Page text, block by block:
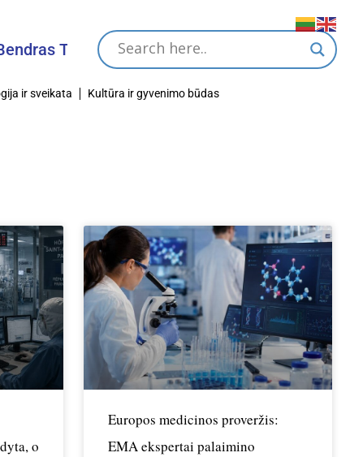
Tikslas
ir sveikata Kultūra ir gyvenimo būdas
o
Europos medicinos proveržis:
EMA ekspertai palaimino